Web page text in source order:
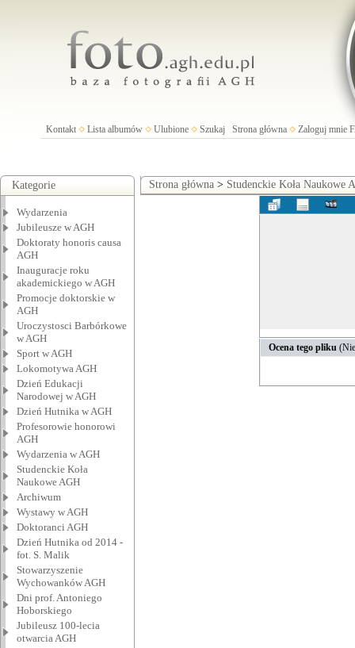
Kontakt Lista albumów Ulubione Szukaj Strona główna Zaloguj mnie
Kategorie
Wydarzenia
Jubileusze w AGH
Doktoraty honoris causa
AGH
Inauguracje roku
akademickiego w AGH
Promocje doktorskie w
AGH
Uroczystosci Barbórkowe
w AGH
Sport w AGH
Lokomotywa AGH
Dzień Edukacji
Narodowej w AGH
Dzień Hutnika w AGH
Profesorowie honorowi
AGH
Wydarzenia w AGH
Studenckie Koła
Naukowe AGH
Archiwum
Wystawy w AGH
Doktoranci AGH
Dzień Hutnika od 2014 -
fot. S. Malik
Stowarzyszenie
Wychowanków AGH
Dni prof. Antoniego
Hoborskiego
Jubileusz 100-lecia
otwarcia AGH
Strona główna > Studenckie Koła Naukowe
Ocena tego pliku